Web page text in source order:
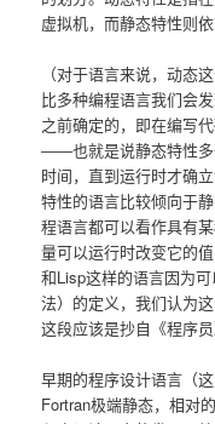
虚拟机，而静态特性则依
（对于语言来说，动态
比多种编程语言我们会
之前确定的，即在编写
――也就是说静态特性多
时间，直到运行时才确
特性的语言比较倾向于
程语言都可以看作具有
量可以运行时改变它的
和Lisp这样的语言因为
法）的定义，我们认为
这段应该是抄自《程序
早期的程序设计语言（
Fortran极端静态，相对